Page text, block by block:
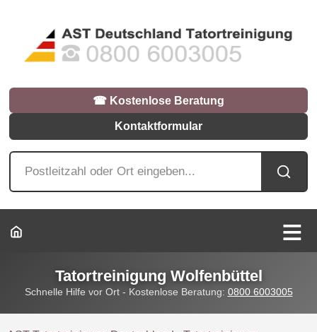
☎︎ Kostenlose Beratung
Kontaktformular
Tatortreinigung Wolfenbüttel
Schnelle Hilfe vor Ort - Kostenlose Beratung: 0800 6003005